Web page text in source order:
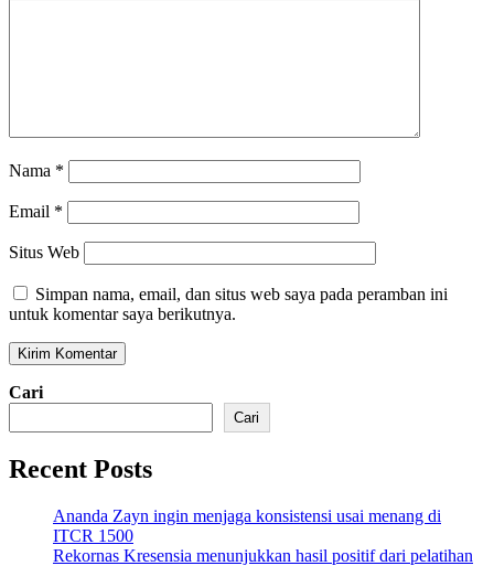
Nama *
Email *
Situs Web
Simpan nama, email, dan situs web saya pada peramban ini
untuk komentar saya berikutnya.
Cari
Cari
Recent Posts
Ananda Zayn ingin menjaga konsistensi usai menang di
ITCR 1500
Rekornas Kresensia menunjukkan hasil positif dari pelatihan